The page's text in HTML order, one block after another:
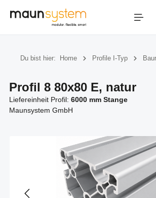
Zum Hauptinhalt springen
Du bist hier: Home Profile I-Typ
Profil 8 80x80 E, natur
Liefereinheit Profil: 6000 mm Stange
Maunsystem GmbH